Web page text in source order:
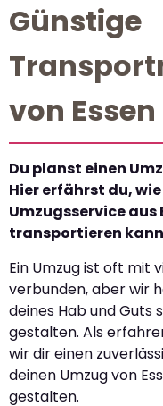
Günstige
von
Du planst einen
Hier erfährst du,
Umzugsservice
transportieren
Ein Umzug ist oft mit
verbunden, aber wir
deines Hab und Guts
gestalten. Als
wir dir einen
deinen Umzug von
gestalten.